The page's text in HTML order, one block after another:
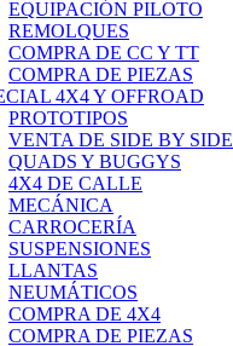
EQUIPACIÓN PILOTO
REMOLQUES
COMPRA DE CC Y TT
COMPRA DE PIEZAS
4X4 Y OFFROAD
PROTOTIPOS
VENTA DE SIDE BY SIDE
QUADS Y BUGGYS
4X4 DE CALLE
MECÁNICA
CARROCERÍA
SUSPENSIONES
LLANTAS
NEUMÁTICOS
COMPRA DE 4X4
COMPRA DE PIEZAS